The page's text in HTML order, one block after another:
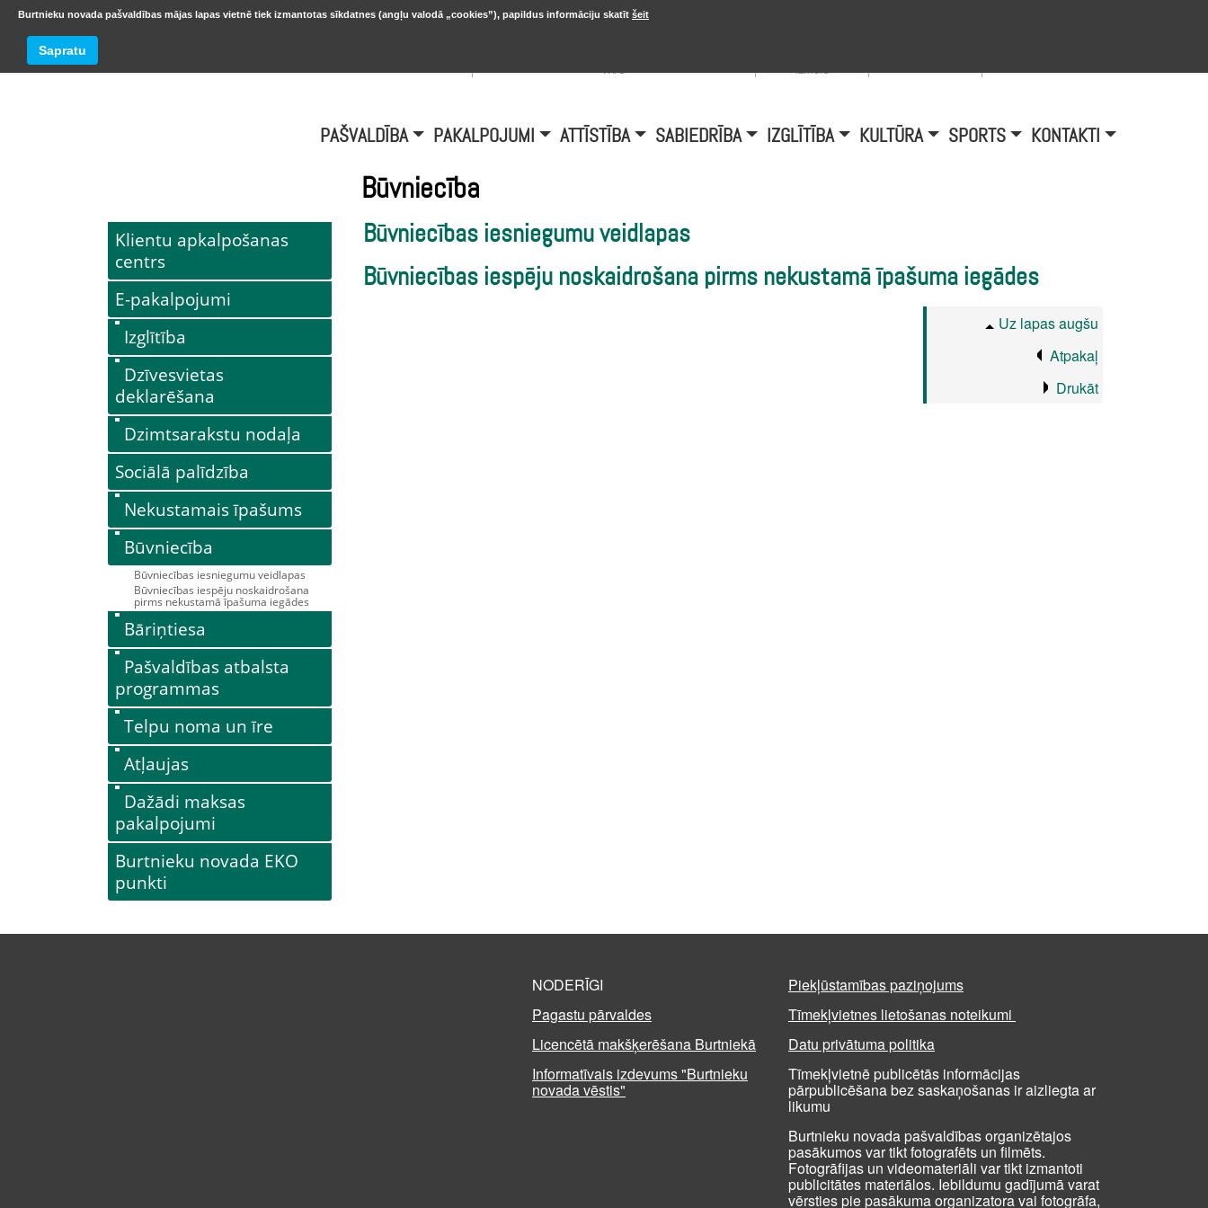
BURTNIEKU NOVADS m/s
izmērs
PAŠVALDĪBA PAKALPOJUMI ATTĪSTĪBA SABIEDRĪBA IZGLĪTĪBA KULTŪRA SPORTS KONTAKTI
Klientu apkalpošanas
centrs
E-pakalpojumi
Izglītība
Dzīvesvietas
deklarēšana
Dzimtsarakstu nodaļa
Sociālā palīdzība
Nekustamais īpašums
Būvniecība
Būvniecības iesniegumu veidlapas
Būvniecības iespēju noskaidrošana
pirms nekustamā īpašuma iegādes
Bāriņtiesa
Pašvaldības atbalsta
programmas
Telpu noma un īre
Atļaujas
Dažādi maksas
pakalpojumi
Burtnieku novada EKO
punkti
Būvniecība
Būvniecības iesniegumu veidlapas
Būvniecības iespēju noskaidrošana pirms nekustamā īpašuma iegādes
Uz lapas augšu
Atpakaļ
Drukāt
NODERĪGI
Pagastu pārvaldes
Licencētā makšķerēšana Burtniekā
Informatīvais izdevums "Burtnieku
novada vēstis"
Piekļūstamības paziņojums
Tīmekļvietnes lietošanas noteikumi
Datu privātuma politika
Tīmekļvietnē publicētās informācijas
pārpublicēšana bez saskaņošanas ir aizliegta ar
likumu
Burtnieku novada pašvaldības organizētajos
pasākumos var tikt fotografēts un filmēts.
Fotogrāfijas un videomateriāli var tikt izmantoti
publicitātes materiālos. Iebildumu gadījumā varat
vērsties pie pasākuma organizatora vai fotogrāfa,
Burtnieku novada pašvaldības mājas lapas vietnē tiek izmantotas sīkdatnes (angļu valodā „cookies”), papildus informāciju skatīt šeit
Sapratu